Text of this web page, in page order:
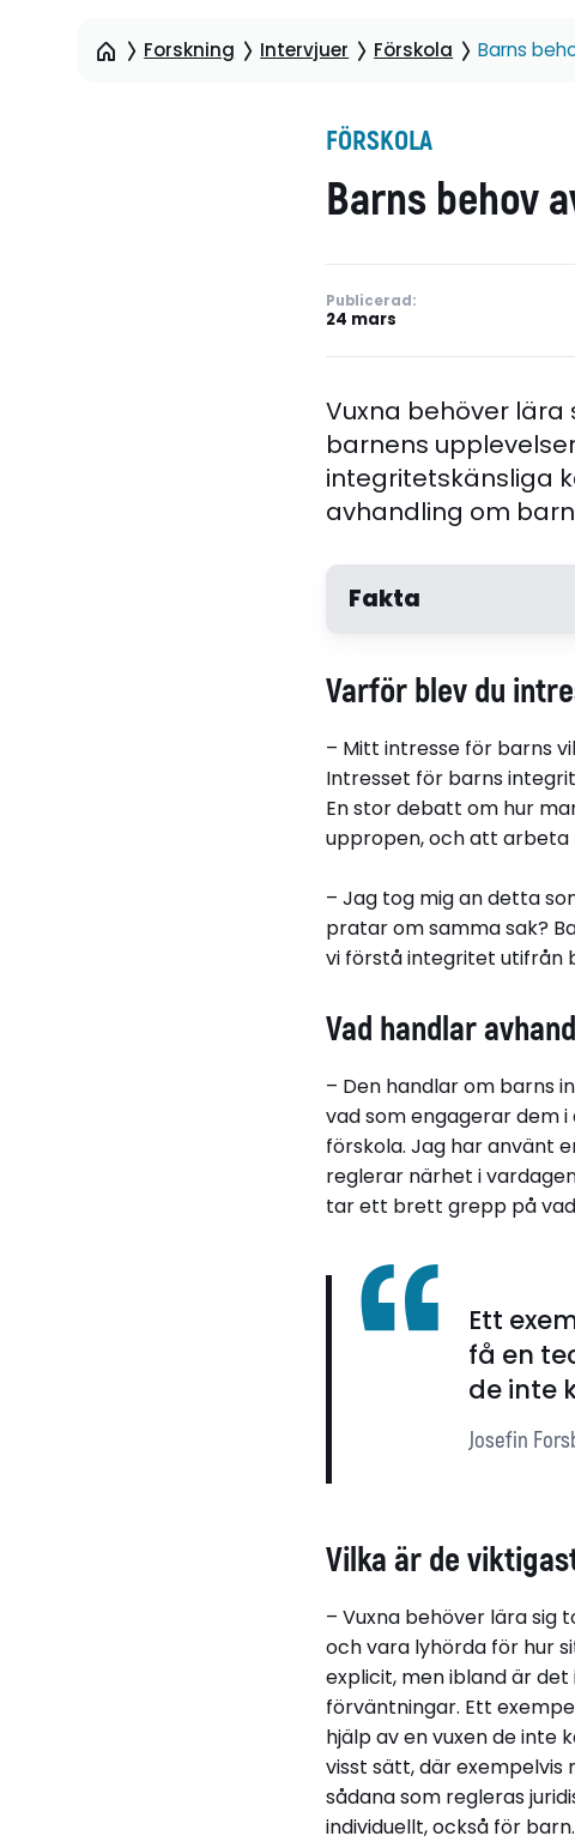
Forskning Intervjuer Förskola Barns
FÖRSKOLA
Barns behov
Publicerad:
24 mars
Vuxna behöver
barnens
integritetskänsliga
avhandling om
Fakta
Josefin Forsberg Koel.
Relaterade länkar
Läs avhandlingen här
Varför blev du
– Mitt intresse för barns
Intresset för barns
En stor debatt om hur
uppropen, och att arbeta
– Jag tog mig an detta
pratar om samma sak?
vi förstå integritet utifrån
Vad handlar
– Den handlar om barns
vad som engagerar dem
förskola. Jag har använt
reglerar närhet i
tar ett brett grepp på
Ett
få en
de inte
Josefin
Vilka är de
– Vuxna behöver lära
och vara lyhörda för hur
explicit, men ibland är
förväntningar. Ett
hjälp av en vuxen de
visst sätt, där exempelvis
sådana som regleras
individuellt, också för barn.